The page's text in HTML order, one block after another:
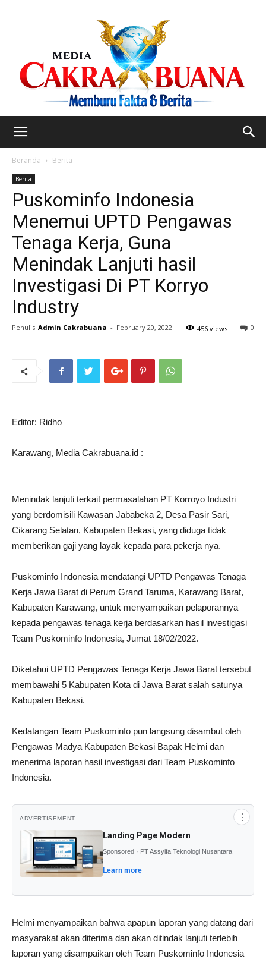
Beranda Berita
Berita
Puskominfo Indonesia
Menemui UPTD Pengawas
Tenaga Kerja, Guna
Menindak Lanjuti hasil
Investigasi Di PT Korryo
Industry
Penulis Admin Cakrabuana - February 20, 2022 0
456 views
Editor: Ridho
Karawang, Media Cakrabuana.id :
Menindak lanjuti terkait permasalahan PT Korroyo Industri
yang berdomisili Kawasan Jababeka 2, Desa Pasir Sari,
Cikarang Selatan, Kabupaten Bekasi, yang diduga tidak
memberikan gaji yang layak kepada para pekerja nya.
Puskominfo Indonesia mendatangi UPTD Pengawas Tenaga
Kerja Jawa Barat di Perum Grand Taruma, Karawang Barat,
Kabupaten Karawang, untuk menyampaikan pelaporannya
kepada pengawas tenaga kerja berdasarkan hasil investigasi
Team Puskominfo Indonesia, Jumat 18/02/2022.
Diketahui UPTD Pengawas Tenaga Kerja Jawa Barat tersebut
membawahi 5 Kabupaten Kota di Jawa Barat salah satunya
Kabupaten Bekasi.
Kedatangan Team Puskominfo pun langsung disambut oleh
Pengawas Madya Kabupaten Bekasi Bapak Helmi dan
menerima laporan hasil investigasi dari Team Puskominfo
Indonesia.
ADVERTISEMENT ⋮
Landing Page Modern
Sponsored · PT Assyifa Teknologi Nusantara
Learn more
Helmi menyampaikan bahwa apapun laporan yang datang dari
masyarakat akan diterima dan akan ditindak lanjuti terlebih
laporan yang disampaikan oleh Team Puskominfo Indonesia